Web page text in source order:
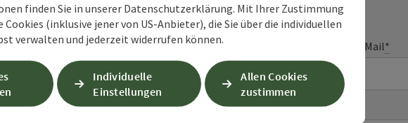
Felder mit*sind Pflichtfelder
Vorname Nachname E-Mail*
Unverbindliche Anfrage*
finden Sie in unserer Datenschutzerklärung. Mit Ihrer Zustimmung
Cookies (inklusive jener von US-Anbieter), die Sie über die individuellen
verwalten und jederzeit widerrufen können.
Individuelle
Einstellungen
Allen Cookies
zustimmen